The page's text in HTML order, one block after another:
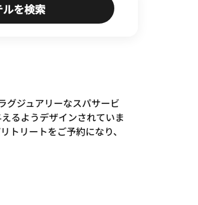
ルを検索
ジュアリーなスパサービ
るようデザインされていま
トリートをご予約になり、